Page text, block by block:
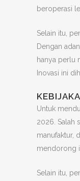
beroperasi
Selain itu,
Dengan
hanya perlu
Inovasi ini
Untuk
2026. Salah
manufaktur,
mendorong
Selain itu,